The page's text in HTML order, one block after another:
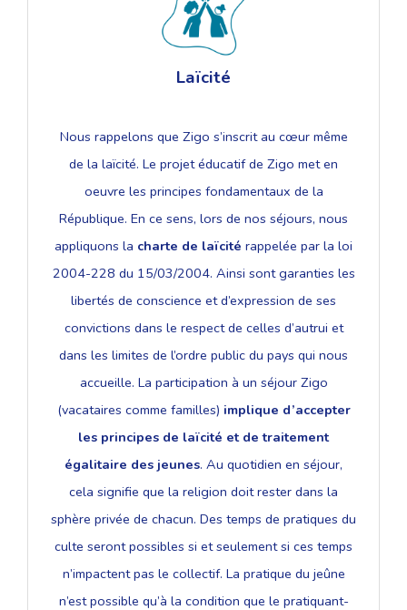
Laïcité
Nous rappelons que Zigo s’inscrit au cœur même
de la laïcité. Le projet éducatif de Zigo met en
oeuvre les principes fondamentaux de la
République. En ce sens, lors de nos séjours, nous
appliquons la charte de laïcité rappelée par la loi
2004-228 du 15/03/2004. Ainsi sont garanties les
libertés de conscience et d’expression de ses
convictions dans le respect de celles d’autrui et
dans les limites de l’ordre public du pays qui nous
accueille. La participation à un séjour Zigo
(vacataires comme familles) implique d’accepter
les principes de laïcité et de traitement
égalitaire des jeunes. Au quotidien en séjour,
cela signifie que la religion doit rester dans la
sphère privée de chacun. Des temps de pratiques du
culte seront possibles si et seulement si ces temps
n’impactent pas le collectif. La pratique du jeûne
n’est possible qu’à la condition que le pratiquant-